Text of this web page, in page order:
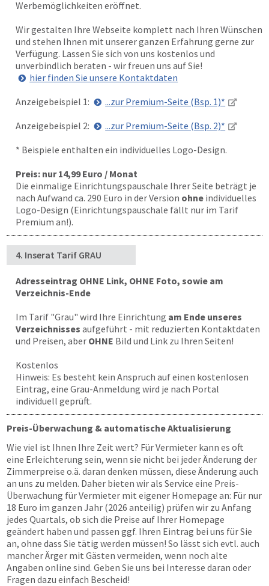
Werbemöglichkeiten eröffnet.
Wir gestalten Ihre Webseite komplett nach Ihren Wünschen
und stehen Ihnen mit unserer ganzen Erfahrung gerne zur
Verfügung. Lassen Sie sich von uns kostenlos und
unverbindlich beraten - wir freuen uns auf Sie!
hier finden Sie unsere Kontaktdaten
Anzeigebeispiel 1:
...zur Premium-Seite (Bsp. 1)*
Anzeigebeispiel 2:
...zur Premium-Seite (Bsp. 2)*
* Beispiele enthalten ein individuelles Logo-Design.
Preis: nur 14,99 Euro / Monat
Die einmalige Einrichtungspauschale Ihrer Seite beträgt je
nach Aufwand ca. 290 Euro in der Version ohne individuelles
Logo-Design (Einrichtungspauschale fällt nur im Tarif
Premium an!).
4. Inserat Tarif GRAU
Adresseintrag OHNE Link, OHNE Foto, sowie am
Verzeichnis-Ende
Im Tarif "Grau" wird Ihre Einrichtung am Ende unseres
Verzeichnisses aufgeführt - mit reduzierten Kontaktdaten
und Preisen, aber OHNE Bild und Link zu Ihren Seiten!
Kostenlos
Hinweis: Es besteht kein Anspruch auf einen kostenlosen
Eintrag, eine Grau-Anmeldung wird je nach Portal
individuell geprüft.
Preis-Überwachung & automatische Aktualisierung
Wie viel ist Ihnen Ihre Zeit wert? Für Vermieter kann es oft
eine Erleichterung sein, wenn sie nicht bei jeder Änderung der
Zimmerpreise o.ä. daran denken müssen, diese Änderung auch
an uns zu melden. Daher bieten wir als Service eine Preis-
Überwachung für Vermieter mit eigener Homepage an: Für nur
18 Euro im ganzen Jahr (2026 anteilig) prüfen wir zu Anfang
jedes Quartals, ob sich die Preise auf Ihrer Homepage
geändert haben und passen ggf. Ihren Eintrag bei uns für Sie
an, ohne dass Sie tätig werden müssen! So lässt sich evtl. auch
mancher Ärger mit Gästen vermeiden, wenn noch alte
Angaben online sind. Geben Sie uns bei Interesse daran oder
Fragen dazu einfach Bescheid!